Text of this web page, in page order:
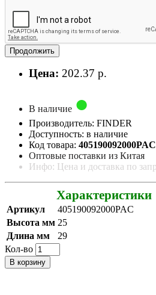
Продолжить
Цена: 202.37 р.
В наличие
Производитель: FINDER
Доступность: в наличие
Код товара: 405190092000PAC
Оптовые поставки из Китая
Инфо: Цена и доставка по
Характеристики
Артикул
405190092000PAC
Высота мм 25
Длина мм
29
Кол-во
В корзину